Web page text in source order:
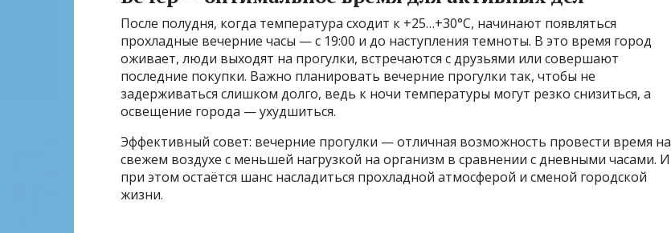
После полудня, когда температура сходит к +25…+30°C, начинают появляться
прохладные вечерние часы — с 19:00 и до наступления темноты. В это время город
оживает, люди выходят на прогулки, встречаются с друзьями или совершают
последние покупки. Важно планировать вечерние прогулки так, чтобы не
задерживаться слишком долго, ведь к ночи температуры могут резко снизиться, а
освещение города — ухудшиться.
Эффективный совет: вечерние прогулки — отличная возможность провести время на
свежем воздухе с меньшей нагрузкой на организм в сравнении с дневными часами. И
при этом остаётся шанс насладиться прохладной атмосферой и сменой городской
жизни.